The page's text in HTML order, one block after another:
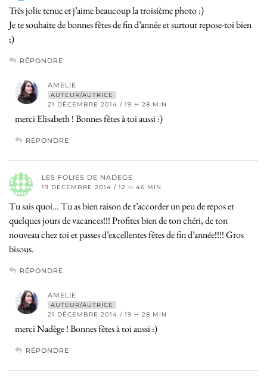
Très jolie tenue et j’aime beaucoup la troisième photo :)
Je te souhaite de bonnes fêtes de fin d’année et surtout repose-toi bien
;)
RÉPONDRE
AMELIE
AUTEUR/AUTRICE
21 DÉCEMBRE 2014 / 19 H 28 MIN
merci Elisabeth ! Bonnes fêtes à toi aussi :)
RÉPONDRE
LES FOLIES DE NADEGE
19 DÉCEMBRE 2014 / 12 H 46 MIN
Tu sais quoi… Tu as bien raison de t’accorder un peu de repos et
quelques jours de vacances!!! Profites bien de ton chéri, de ton
nouveau chez toi et passes d’excellentes fêtes de fin d’année!!!! Gros
bisous.
RÉPONDRE
AMELIE
AUTEUR/AUTRICE
21 DÉCEMBRE 2014 / 19 H 28 MIN
merci Nadège ! Bonnes fêtes à toi aussi :)
RÉPONDRE